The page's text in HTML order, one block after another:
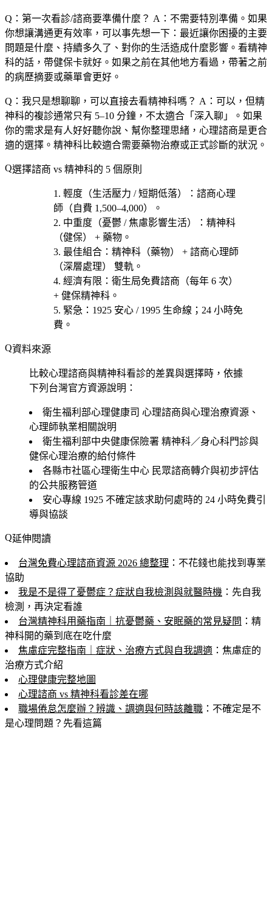
Q：第一次看診/諮商要準備什麼？ A：不需要特別準備。如果
你想讓溝通更有效率，可以事先想一下：最近讓你困擾的主要
問題是什麼、持續多久了、對你的生活造成什麼影響。看精神
科的話，帶健保卡就好。如果之前在其他地方看過，帶著之前
的病歷摘要或藥單會更好。
Q：我只是想聊聊，可以直接去看精神科嗎？ A：可以，但精
神科的複診通常只有 5–10 分鐘，不太適合「深入聊」。如果
你的需求是有人好好聽你說、幫你整理思緒，心理諮商是更合
適的選擇。精神科比較適合需要藥物治療或正式診斷的狀況。
選擇諮商 vs 精神科的 5 個原則
輕度（生活壓力 / 短期低落）
：諮商心理
師（自費 1,500–4,000）。
中重度（憂鬱 / 焦慮影響生活）
：精神科
（健保） + 藥物。
最佳組合 ：精神科（藥物） + 諮商心理師
（深層處理） 雙軌。
經濟有限 ：衛生局免費諮商（每年 6 次）
+ 健保精神科。
緊急 ：1925 安心 / 1995 生命線；24 小時免
費。
資料來源
比較心理諮商與精神科看診的差異與選擇時，依據
下列台灣官方資源說明：
衛生福利部心理健康司 心理諮商與心理治療資源、
心理師執業相關說明
衛生福利部中央健康保險署 精神科／身心科門診與
健保心理治療的給付條件
各縣市社區心理衛生中心 民眾諮商轉介與初步評估
的公共服務管道
安心專線 1925 不確定該求助何處時的 24 小時免費引
導與協談
延伸閱讀
台灣免費心理諮商資源 2026 總整理 ：不花錢也能找到專業
協助
我是不是得了憂鬱症？症狀自我檢測與就醫時機 ：先自我
檢測，再決定看誰
台灣精神科用藥指南｜抗憂鬱藥、安眠藥的常見疑問 ：精
神科開的藥到底在吃什麼
焦慮症完整指南｜症狀、治療方式與自我調適 ：焦慮症的
治療方式介紹
心理健康完整地圖
心理諮商 vs 精神科看診差在哪
職場倦怠怎麼辦？辨識、調適與何時該離職 ：不確定是不
是心理問題？先看這篇